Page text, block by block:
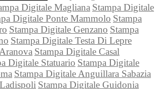
Digitale Magliana Stampa Digitale
Digitale Ponte Mammolo Stampa
Stampa Digitale Genzano Stampa
Stampa Digitale Testa Di Lepre
Stampa Digitale Casal
Digitale Statuario Stampa Digitale
Stampa Digitale Anguillara Sabazia
Stampa Digitale Guidonia